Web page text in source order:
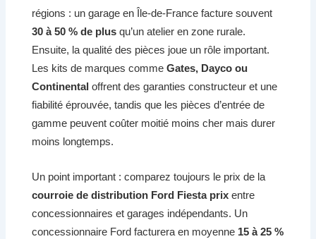
régions : un garage en Île-de-France facture souvent
30 à 50 % de plus qu’un atelier en zone rurale.
Ensuite, la qualité des pièces joue un rôle important.
Les kits de marques commeGates, Dayco ou
Continental offrent des garanties constructeur et une
fiabilité éprouvée, tandis que les pièces d’entrée de
gamme peuvent coûter moitié moins cher mais durer
moins longtemps.
Un point important : comparez toujours le prix de la
courroie de distribution Ford Fiesta prix entre
concessionnaires et garages indépendants. Un
concessionnaire Ford facturera en moyenne 15 à 25 %